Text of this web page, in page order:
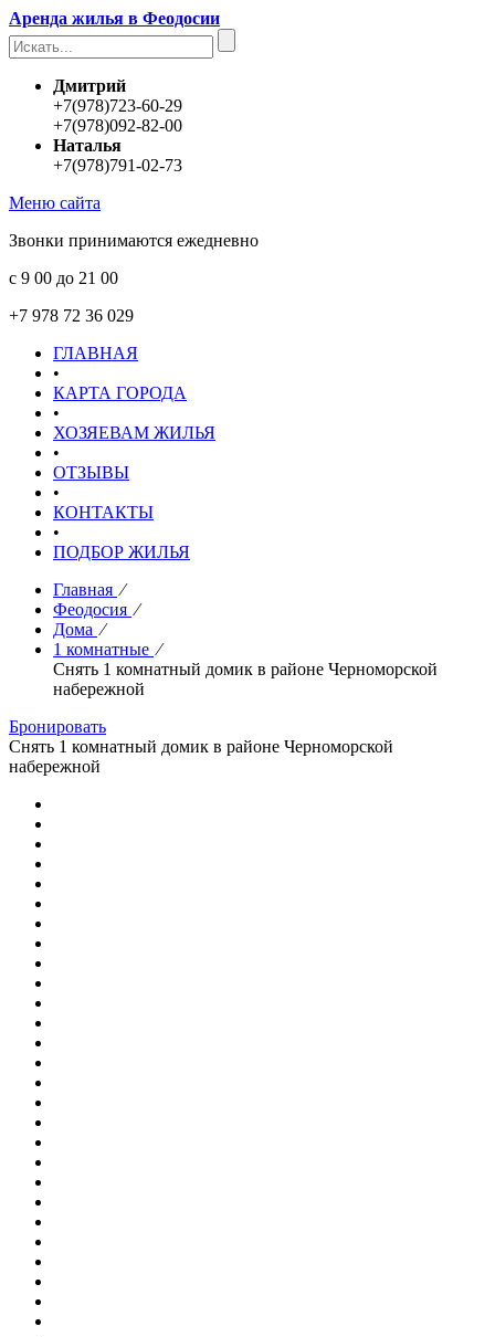
Аренда жилья в Феодосии
Дмитрий
+7(978)723-60-29
+7(978)092-82-00
Наталья
+7(978)791-02-73
Меню сайта
Звонки принимаются ежедневно
с 9 00 до 21 00
+7 978 72 36 029
ГЛАВНАЯ
•
КАРТА ГОРОДА
•
ХОЗЯЕВАМ ЖИЛЬЯ
•
ОТЗЫВЫ
•
КОНТАКТЫ
•
ПОДБОР ЖИЛЬЯ
Главная ⁄
Феодосия ⁄
Дома ⁄
1 комнатные ⁄
Снять 1 комнатный домик в районе Черноморской
набережной
Бронировать
Снять 1 комнатный домик в районе Черноморской
набережной